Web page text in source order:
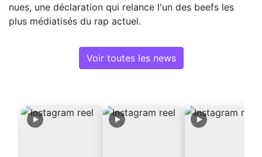
nues, une déclaration qui relance l'un des beefs les
plus médiatisés du rap actuel.
Voir toutes les news